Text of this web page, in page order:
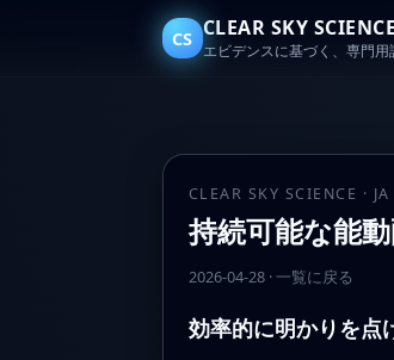
CS CLEAR SKY SCIENCE
エビデンスに基づく、専門
CLEAR SKY SCIENCE · JA
持続可能な能
2026-04-28· 一覧に戻る
効率的に明かりを点